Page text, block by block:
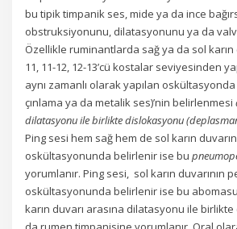
bu tipik timpanik ses, mide ya da ince
obstruksiyonunu, dilatasyonunu ya da
Özellikle ruminantlarda sağ ya da sol karın
11, 11-12, 12-13’cü kostalar seviyesinden
aynı zamanlı olarak yapılan oskültasyonda
çınlama ya da metalik ses)’nin belirlenmesi
dilatasyonu ile birlikte dislokasyonu
Ping sesi hem sağ hem de sol karın
oskültasyonunda belirlenir ise bu
yorumlanır. Ping sesi, sol karın duvarının
oskültasyonunda belirlenir ise bu
karın duvarı arasına dilatasyonu ile